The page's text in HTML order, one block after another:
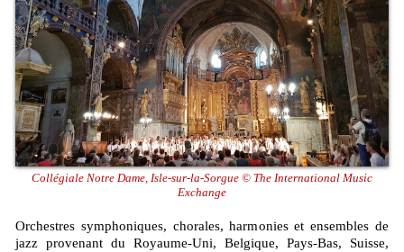
Collégiale Notre Dame, Isle-sur-la-Sorgue © The International Music
Exchange
Orchestres symphoniques, chorales, harmonies et ensembles de
jazz provenant du Royaume-Uni, Belgique, Pays-Bas, Suisse,